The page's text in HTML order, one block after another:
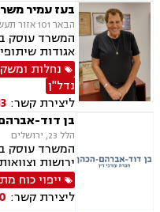
בעז עמיר
הבאר 101 אזור תעשיה בית לירז קומה 1, באר טוביה
המשרד עוסק
אגודות
בוררות,
ומשקים
וקיבוצים ,
מקרקעי ישראל,
ממון
נחלות
נדל"ן
ליצירת קשר:
בן דוד-
הלל 23, ירושלים
ירושות
מקרקעין,
הרע, דיני
בחירות ,
ייפוי כוח
ליצירת קשר: